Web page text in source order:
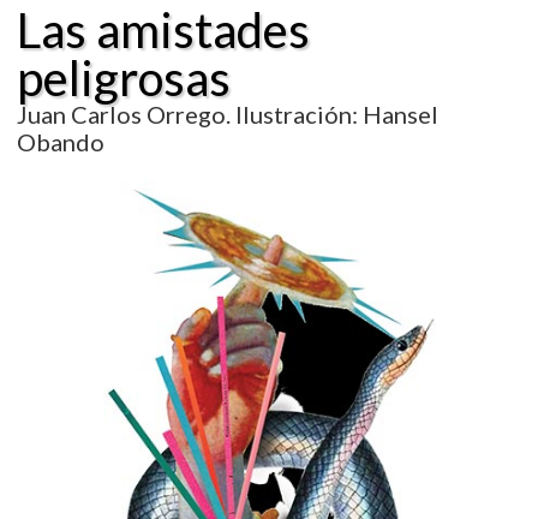
Las amistades
peligrosas
Juan Carlos Orrego. Ilustración: Hansel
Obando